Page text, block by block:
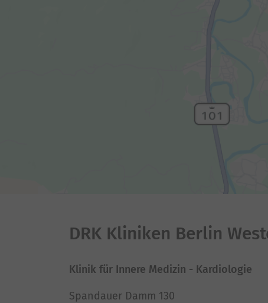
DRK Kliniken Berlin
Klinik für Innere Medizin - Kardiologie
Spandauer Damm 130